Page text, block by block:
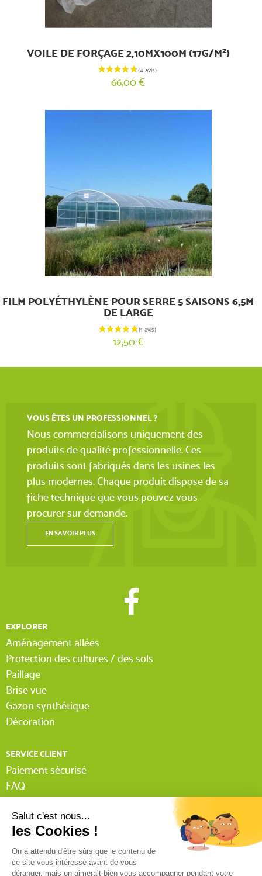
VOILE DE FORÇAGE 2,10MX100M (17G/M²)
66,00 €
FILM POLYÉTHYLÈNE POUR SERRE 5 SAISONS 6,5M
DE LARGE
12,50 €
VOUS ÊTES UN PROFESSIONNEL ?
Nous commercialisons uniquement des
produits de qualité professionnelle. Ces
produits sont fabriqués dans les usines les
plus modernes. Chaque produit dispose de sa
fiche technique que vous pouvez vous
procurer sur demande.
EN SAVOIR PLUS
EXPLORER
Aménagement allées
Protection des cultures / des sols
Paillage
Brise vue
Gazon synthétique
Décoration
SERVICE CLIENT
Paiement sécurisé
FAQ
Lexique Tissnet
Suivi commande invité
Contactez-nous